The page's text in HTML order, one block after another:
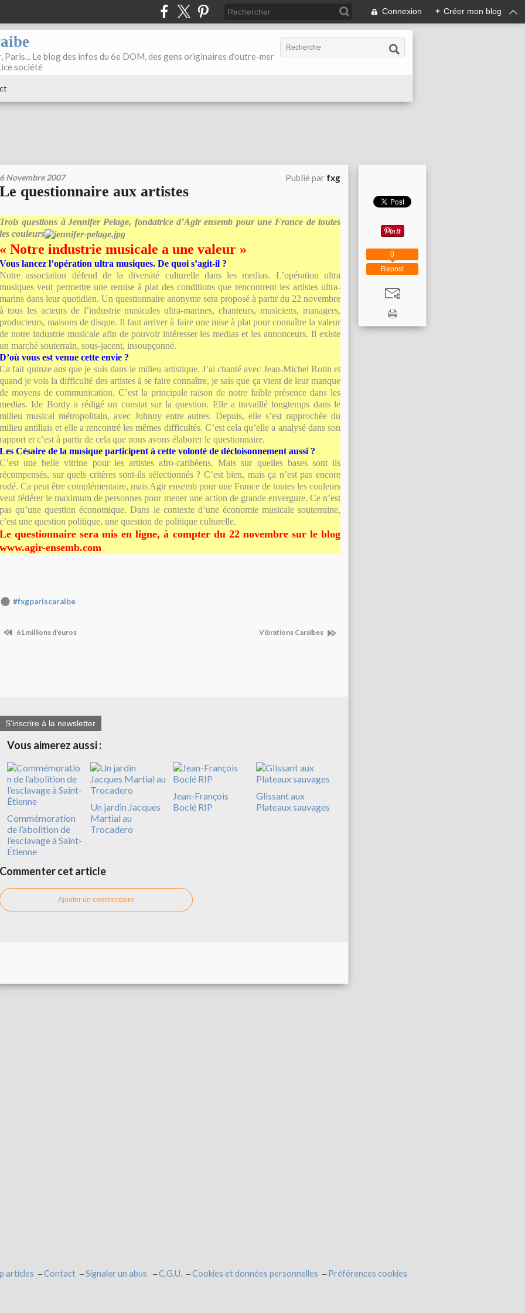
Connexion + Créer mon blog
Paris... Le blog des infos du 6e DOM, des gens originaires d'outre-mer
société
6 Novembre 2007 Publié par fxg
Le questionnaire aux artistes
Trois questions à Jennifer Pelage, fondatrice d’Agir ensemb pour une France de toutes
les couleurs
« Notre industrie musicale a une valeur »
Vous lancez l’opération ultra musiques. De quoi s’agit-il ?
Notre association défend de la diversité culturelle dans les medias. L’opération ultra
musiques veut permettre une remise à plat des conditions que rencontrent les artistes ultra-
marins dans leur quotidien. Un questionnaire anonyme sera proposé à partir du 22 novembre
à tous les acteurs de l’industrie musicales ultra-marines, chanteurs, musiciens, managers,
producteurs, maisons de disque. Il faut arriver à faire une mise à plat pour connaître la valeur
de notre industrie musicale afin de pouvoir intéresser les medias et les annonceurs. Il existe
un marché souterrain, sous-jacent, insoupçonné.
D’où vous est venue cette envie ?
Ca fait quinze ans que je suis dans le milieu artistique. J’ai chanté avec Jean-Michel Rotin et
quand je vois la difficulté des artistes à se faire connaître, je sais que ça vient de leur manque
de moyens de communication. C’est la principale raison de notre faible présence dans les
medias. Ide Bordy a rédigé un constat sur la question. Elle a travaillé longtemps dans le
milieu musical métropolitain, avec Johnny entre autres. Depuis, elle s’est rapprochée du
milieu antillais et elle a rencontré les mêmes difficultés. C’est cela qu’elle a analysé dans son
rapport et c’est à partir de cela que nous avons élaborer le questionnaire.
Les Césaire de la musique participent à cette volonté de décloisonnement aussi ?
C’est une belle vitrine pour les artistes afro-caribéens. Mais sur quelles bases sont ils
récompensés, sur quels critères sont-ils sélectionnés ? C’est bien, mais ça n’est pas encore
rodé. Ca peut être complémentaire, mais Agir ensemb pour une France de toutes les couleurs
veut fédérer le maximum de personnes pour mener une action de grande envergure. Ce n’est
pas qu’une question économique. Dans le contexte d’une économie musicale souterraine,
c’est une question politique, une question de politique culturelle.
Le questionnaire sera mis en ligne, à compter du 22 novembre sur le blog
www.agir-ensemb.com
#fxgpariscaraibe
61 millions d'euros Vibrations Caraïbes
S'inscrire à la newsletter
Vous aimerez aussi :
Commémoration
de l’abolition de
l’esclavage à Saint-
Étienne
Un jardin Jacques
Martial au
Trocadero
Jean-François
Boclé RIP
Glissant aux
Plateaux sauvages
Commenter cet article
Ajouter un commentaire
Repost
0
articles Contact Signaler un abus C.G.U. Cookies et données personnelles Préférences cookies